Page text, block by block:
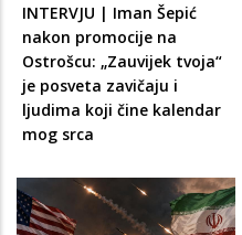
INTERVJU | Iman Šepić
nakon promocije na
Ostrošcu: „Zauvijek tvoja“
je posveta zavičaju i
ljudima koji čine kalendar
mog srca